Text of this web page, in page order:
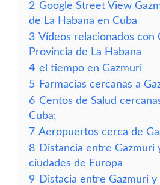
2 Google Street View
de La Habana en Cuba
3 Vídeos relacionados con
Provincia de La Habana
4 el tiempo en Gazmuri
5 Farmacias cercanas a
6 Centos de Salud
Cuba:
7 Aeropuertos cerca de
8 Distancia entre Gazmuri
ciudades de Europa
9 Distacia entre Gazmuri y